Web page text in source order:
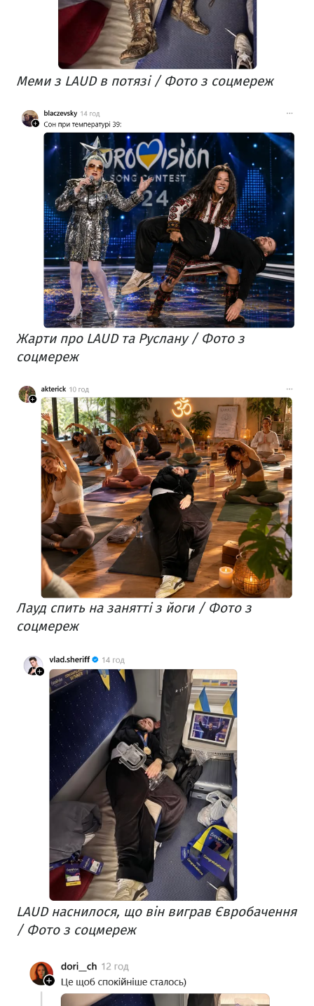
Меми з LAUD в потязі / Фото з соцмереж
Жарти про LAUD та Руслану / Фото з
соцмереж
Лауд спить на занятті з йоги / Фото з
соцмереж
LAUD наснилося, що він виграв Євробачення
/ Фото з соцмереж